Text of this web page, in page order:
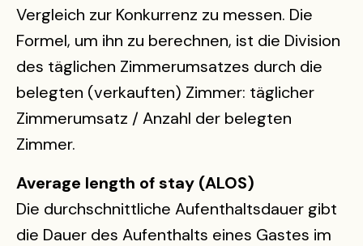
Vergleich zur Konkurrenz zu messen. Die
Formel, um ihn zu berechnen, ist die Division
des täglichen Zimmerumsatzes durch die
belegten (verkauften) Zimmer: täglicher
Zimmerumsatz / Anzahl der belegten
Zimmer.
Average length of stay (ALOS)
Die durchschnittliche Aufenthaltsdauer gibt
die Dauer des Aufenthalts eines Gastes im